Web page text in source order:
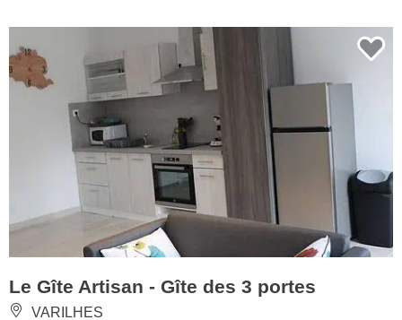
Le Gîte Artisan - Gîte des 3 portes
VARILHES